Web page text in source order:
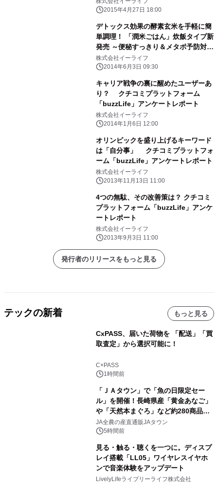
上質に
2015年4月27日 18:00
デトックス効果の酵素玄米を手軽に簡
単調理！ 「潤米ごはん」炊飯タイプ新
発売 ～便秘すっきり＆メタボ予防対策
～
株式会社イーライフ
2014年6月3日 09:30
キャリア戦争の裏に醒めたユーザーあ
り？ クチコミプラットフォーム
「buzzLife」アンケートレポート
株式会社イーライフ
2014年1月6日 12:00
オリンピックを盛り上げるキーワード
は「自分事」 クチコミプラットフォ
ーム「buzzLife」アンケートレポート
株式会社イーライフ
2013年11月13日 11:00
4つの無駄、その改善策は？ クチコミ
プラットフォーム「buzzLife」アンケ
ートレポート
株式会社イーライフ
2013年9月3日 11:00
発行者のリリースをもっと見る
テックの新着 もっと見る
CxPASS、届いた荷物を 「配送」「買
取査定」から選択可能に！
C×PASS
1時間前
「ＪＡタウン」で「魚の日限定セー
ル」を開催！長崎県産「黄金あなご」
や「天然本まぐろ」など約280商品を
販売！～毎月１０日の定例企画～
JA全農の産直通販JAタウン
5時間前
見る・触る・聴くを一つに。ディスプ
レイ搭載「LL05」ワイヤレスイヤホ
ンで音楽体験をアップデート
LivelyLifeライブリーライフ株式会社